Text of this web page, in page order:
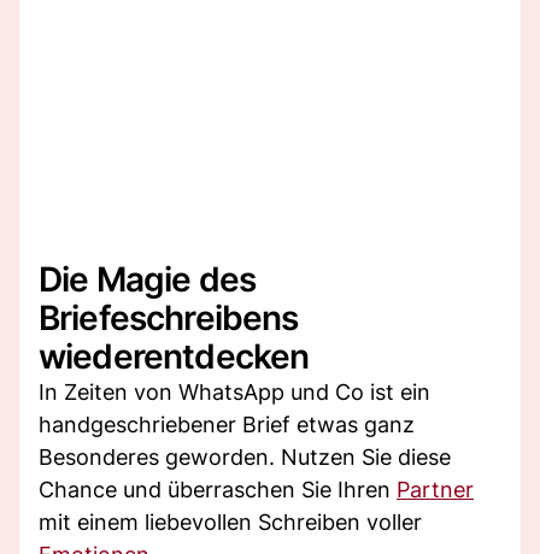
Die Magie des
Briefeschreibens
wiederentdecken
In Zeiten von WhatsApp und Co ist ein
handgeschriebener Brief etwas ganz
Besonderes geworden. Nutzen Sie diese
Chance und überraschen Sie Ihren Partner
mit einem liebevollen Schreiben voller